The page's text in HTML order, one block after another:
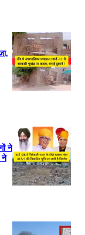
ने
ने